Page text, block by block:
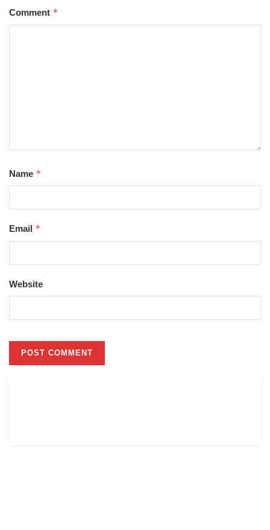
Comment *
Name *
Email *
Website